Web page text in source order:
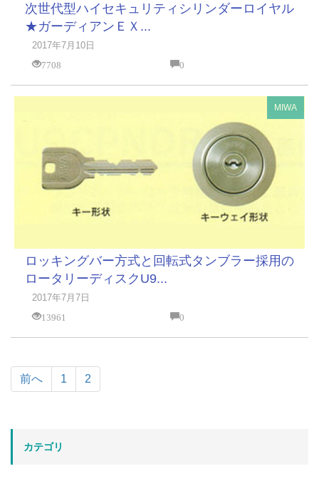
次世代型ハイセキュリティシリンダーロイヤル
★ガーディアンＥＸ...
2017年7月10日
7708
0
MIWA
ロッキングバー方式と回転式タンブラー採用の
ロータリーディスクU9...
2017年7月7日
13961
0
前へ 1 2
カテゴリ